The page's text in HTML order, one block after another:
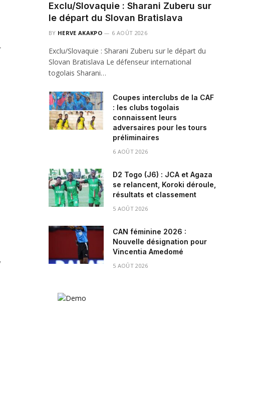
Exclu/Slovaquie : Sharani Zuberu sur
le départ du Slovan Bratislava
BY HERVE AKAKPO 6 AOÛT 2026
Exclu/Slovaquie : Sharani Zuberu sur le départ du
Slovan Bratislava Le défenseur international
togolais Sharani…
Coupes interclubs de la CAF
: les clubs togolais
connaissent leurs
adversaires pour les tours
préliminaires
6 AOÛT 2026
D2 Togo (J6) : JCA et Agaza
se relancent, Koroki déroule,
résultats et classement
5 AOÛT 2026
CAN féminine 2026 :
Nouvelle désignation pour
Vincentia Amedomé
5 AOÛT 2026